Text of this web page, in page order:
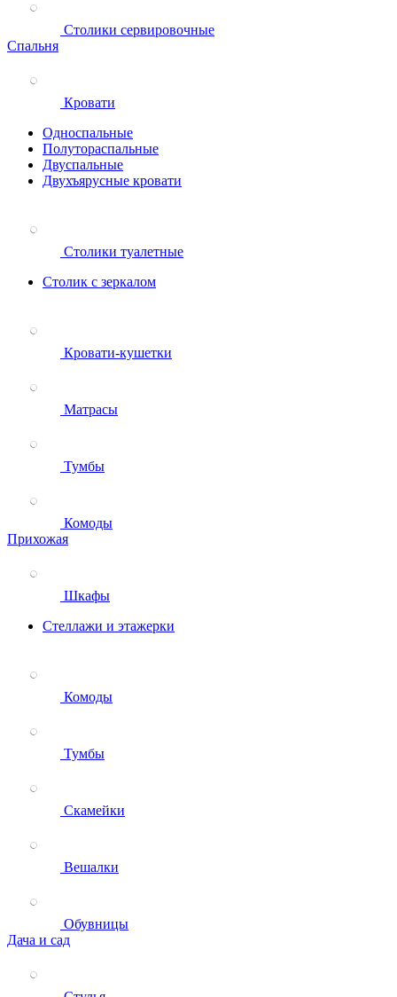
Столики сервировочные
Спальня
Кровати
Односпальные
Полутораспальные
Двуспальные
Двухъярусные кровати
Столики туалетные
Столик с зеркалом
Кровати-кушетки
Матрасы
Тумбы
Комоды
Прихожая
Шкафы
Стеллажи и этажерки
Комоды
Тумбы
Скамейки
Вешалки
Обувницы
Дача и сад